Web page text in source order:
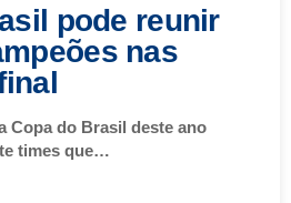
pode reunir
nas
Copa do Brasil deste ano
times que…